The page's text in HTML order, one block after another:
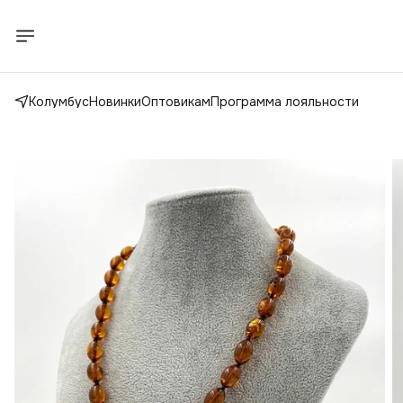
КолумбусНовинкиОптовикамПрограмма лояльности